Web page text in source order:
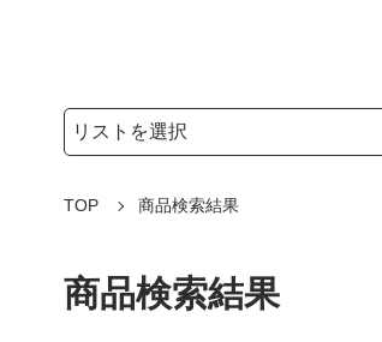
検索リストの選択
TOP 商品検索結果
商品検索結果